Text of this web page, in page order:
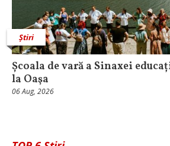
Știri
Școala de vară a Sinaxei
la Oaşa
06 Aug, 2026